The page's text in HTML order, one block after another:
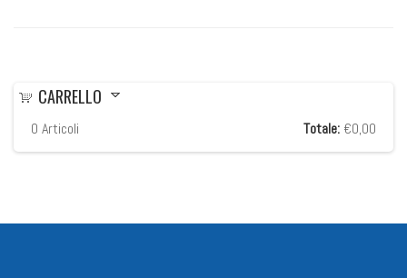
CARRELLO
0 Articoli Totale: €0,00